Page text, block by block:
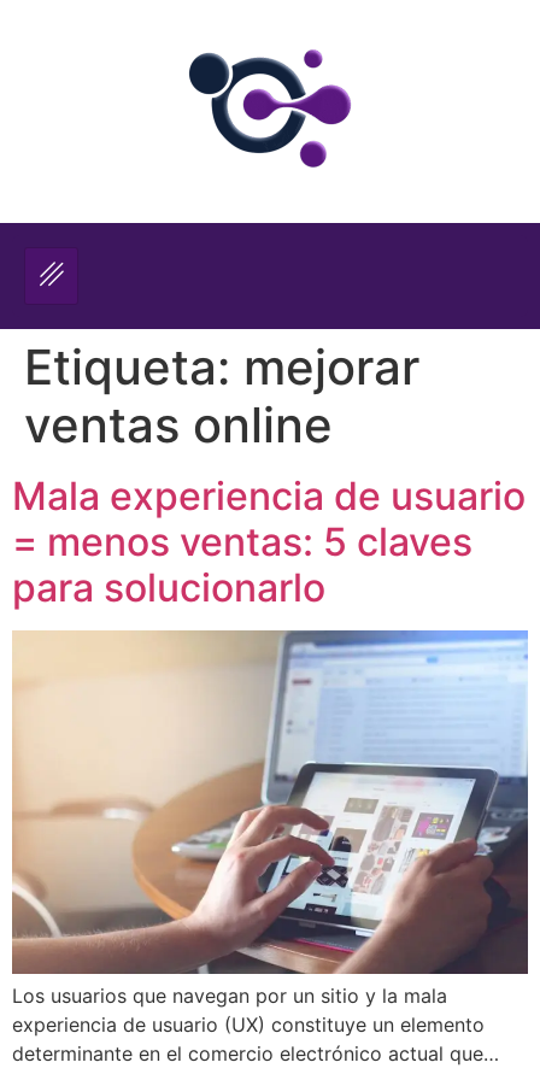
Etiqueta: mejorar
ventas online
Mala experiencia de usuario
= menos ventas: 5 claves
para solucionarlo
Los usuarios que navegan por un sitio y la mala
experiencia de usuario (UX) constituye un elemento
determinante en el comercio electrónico actual que…